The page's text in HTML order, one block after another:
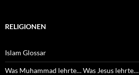
RELIGIONEN
Islam Glossar
Was Muhammad lehrte… Was Jesus lehrte…